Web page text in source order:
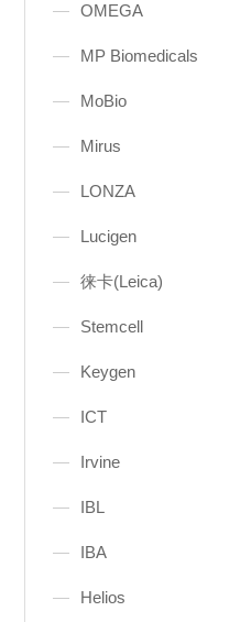
OMEGA
MP Biomedicals
MoBio
Mirus
LONZA
Lucigen
徕卡(Leica)
Stemcell
Keygen
ICT
Irvine
IBL
IBA
Helios